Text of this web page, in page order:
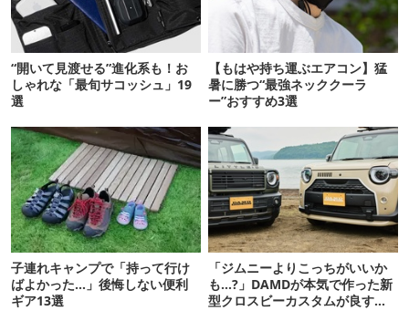
“開いて見渡せる”進化系も！お
しゃれな「最旬サコッシュ」19
選
【もはや持ち運ぶエアコン】猛
暑に勝つ“最強ネッククーラ
ー”おすすめ3選
子連れキャンプで「持って行け
ばよかった…」後悔しない便利
ギア13選
「ジムニーよりこっちがいいか
も…?」DAMDが本気で作った新
型クロスビーカスタムが良すぎ